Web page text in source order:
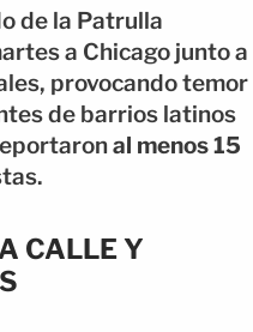
de la Patrulla
a Chicago junto a
provocando temor
de barrios latinos
al menos 15
CALLE Y